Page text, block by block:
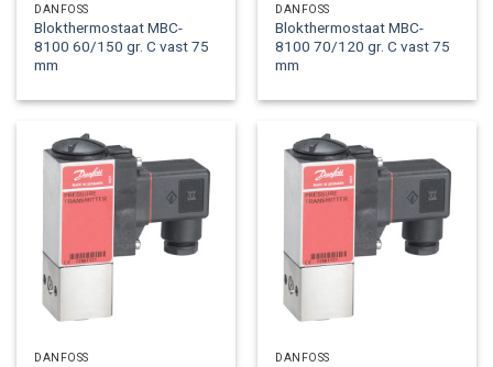
DANFOSS
Blokthermostaat MBC-
8100 60/150 gr. C vast 75
mm
DANFOSS
Blokthermostaat MBC-
8100 70/120 gr. C vast 75
mm
DANFOSS DANFOSS